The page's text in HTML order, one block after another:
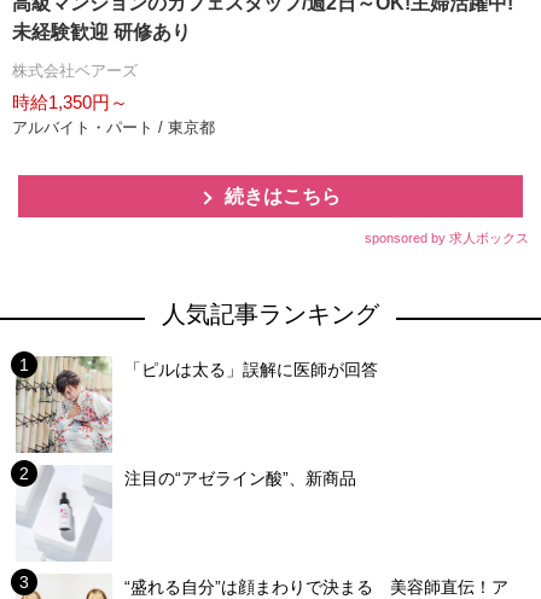
未経験歓迎 研修あり
株式会社ベアーズ
時給1,350円～
アルバイト・パート / 東京都
続きはこちら
sponsored by 求人ボックス
人気記事ランキング
「ピルは太る」誤解に医師が回答
注目の“アゼライン酸”、新商品
“盛れる自分”は顔まわりで決まる 美容師直伝！ア